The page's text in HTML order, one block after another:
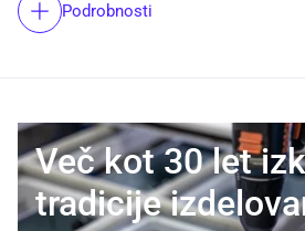
Podrobnosti
Več kot 30 let
tradicije